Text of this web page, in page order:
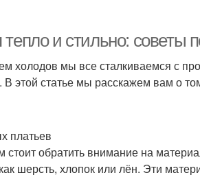
и стильно: советы
холодов мы все сталкиваемся с
В этой статье мы расскажем вам о
платьев
обратить внимание на
шерсть, хлопок или лён. Эти